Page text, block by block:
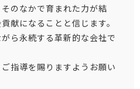
のなかで育まれた力が結
献になることと信じます。
ら永続する革新的な会社で
指導を賜りますようお願い